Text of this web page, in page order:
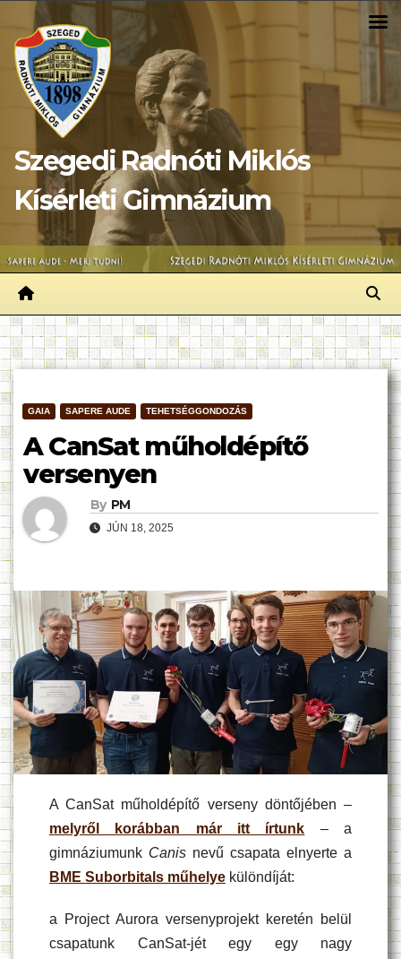
content
Szegedi Radnóti Miklós
Kísérleti Gimnázium
GAIA SAPERE AUDE TEHETSÉGGONDOZÁS
A CanSat műholdépítő
versenyen
By PM
JÚN 18, 2025
A CanSat műholdépítő verseny döntőjében –
melyről korábban már itt írtunk – a
gimnáziumunk Canis nevű csapata elnyerte a
BME Suborbitals műhelye különdíját:
a Project Aurora versenyprojekt keretén belül
csapatunk CanSat-jét egy egy nagy